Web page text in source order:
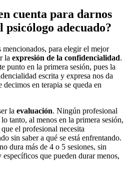
cuenta para darnos
psicólogo adecuado?
mencionados, para elegir el mejor
la expresión de la confidencialidad.
punto en la primera sesión, pues la
escrita y expresa nos da
en terapia se queda en
la evaluación. Ningún profesional
tanto, al menos en la primera sesión,
el profesional necesita
sin saber a qué se está enfrentando.
dura más de 4 o 5 sesiones, sin
que pueden durar menos,